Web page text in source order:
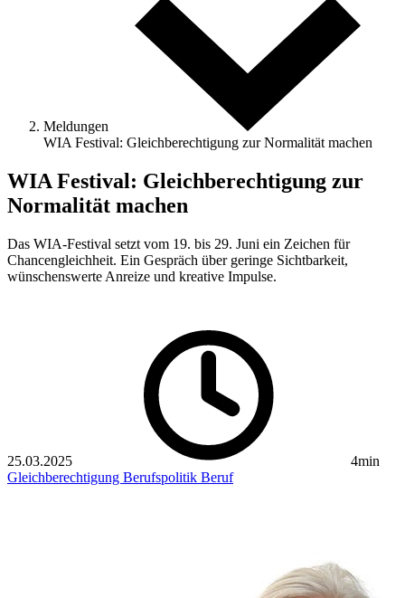
Meldungen
WIA Festival: Gleichberechtigung zur Normalität machen
WIA Festival: Gleichberechtigung zur
Normalität machen
Das WIA-Festival setzt vom 19. bis 29. Juni ein Zeichen für
Chancengleichheit. Ein Gespräch über geringe Sichtbarkeit,
wünschenswerte Anreize und kreative Impulse.
25.03.2025
4min
Gleichberechtigung Berufspolitik Beruf